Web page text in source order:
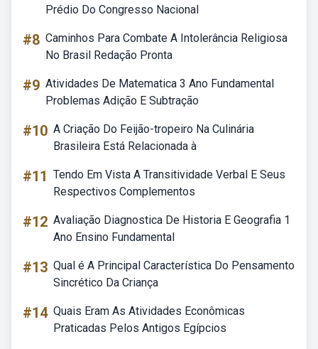
Prédio Do Congresso Nacional
#8 Caminhos Para Combate A Intolerância Religiosa
No Brasil Redação Pronta
#9 Atividades De Matematica 3 Ano Fundamental
Problemas Adição E Subtração
#10 A Criação Do Feijão-tropeiro Na Culinária
Brasileira Está Relacionada à
#11 Tendo Em Vista A Transitividade Verbal E Seus
Respectivos Complementos
#12 Avaliação Diagnostica De Historia E Geografia 1
Ano Ensino Fundamental
#13 Qual é A Principal Característica Do Pensamento
Sincrético Da Criança
#14 Quais Eram As Atividades Econômicas
Praticadas Pelos Antigos Egípcios